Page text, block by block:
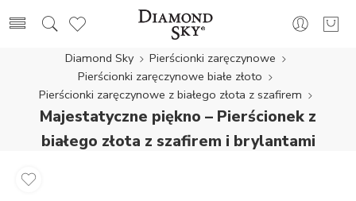
Diamond Sky
Pierścionki zaręczynowe
Pierścionki zaręczynowe białe złoto
Pierścionki zaręczynowe z białego złota z szafirem
Majestatyczne piękno – Pierścionek z
białego złota z szafirem i brylantami